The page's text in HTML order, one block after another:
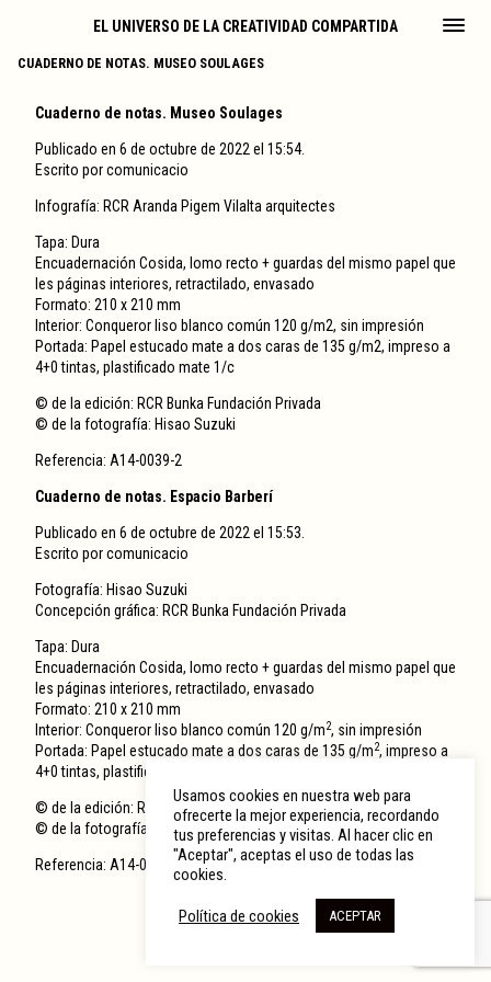
EL UNIVERSO DE LA CREATIVIDAD COMPARTIDA
CUADERNO DE NOTAS. MUSEO SOULAGES
Cuaderno de notas. Museo Soulages
Publicado en 6 de octubre de 2022 el 15:54.
Escrito porcomunicacio
Infografía: RCR Aranda Pigem Vilalta arquitectes
Tapa: Dura
Encuadernación Cosida, lomo recto + guardas del mismo papel que
les páginas interiores, retractilado, envasado
Formato: 210 x 210 mm
Interior: Conqueror liso blanco común 120 g/m2, sin impresión
Portada: Papel estucado mate a dos caras de 135 g/m2, impreso a
4+0 tintas, plastificado mate 1/c
© de la edición: RCR Bunka Fundación Privada
© de la fotografía: Hisao Suzuki
Referencia: A14-0039-2
Cuaderno de notas. Espacio Barberí
Publicado en 6 de octubre de 2022 el 15:53.
Escrito porcomunicacio
Fotografía: Hisao Suzuki
Concepción gráfica: RCR Bunka Fundación Privada
Tapa: Dura
Encuadernación Cosida, lomo recto + guardas del mismo papel que
les páginas interiores, retractilado, envasado
Formato: 210 x 210 mm
Interior: Conqueror liso blanco común 120 g/m2, sin impresión
Portada: Papel estucado mate a dos caras de 135 g/m2, impreso a
4+0 tintas, plastificado mate 1/c
© de la edición: RCR Bunka Fundación Privada
© de la fotografía: Hisao Suzuki
Referencia: A14-0039-1
Usamos cookies en nuestra web para
ofrecerte la mejor experiencia, recordando
tus preferencias y visitas. Al hacer clic en
"Aceptar", aceptas el uso de todas las
cookies.
Política de cookies ACEPTAR